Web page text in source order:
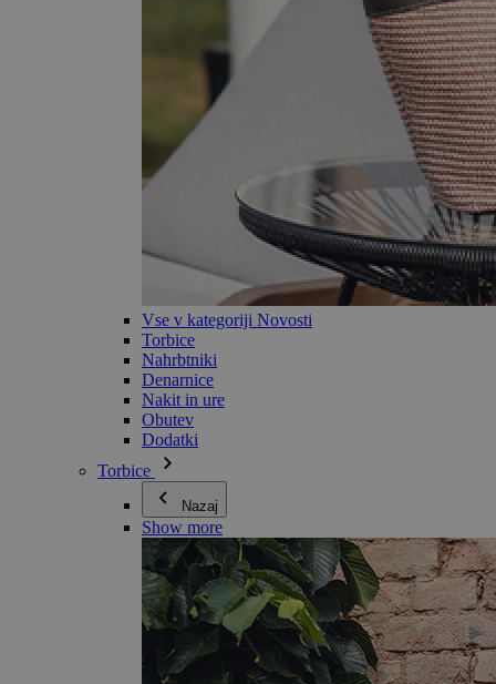
Vse v kategoriji Novosti
Torbice
Nahrbtniki
Denarnice
Nakit in ure
Obutev
Dodatki
Torbice
Nazaj
Show more